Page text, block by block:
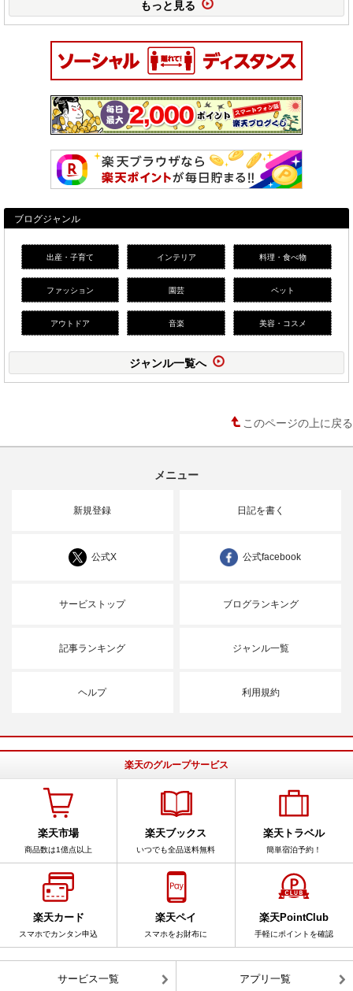
もっと見る
ブログジャンル
出産・子育て インテリア 料理・食べ物
ファッション 園芸 ペット
アウトドア 音楽 美容・コスメ
ジャンル一覧へ
このページの上に戻る
メニュー
新規登録 日記を書く
公式X 公式facebook
サービストップ ブログランキング
記事ランキング ジャンル一覧
ヘルプ 利用規約
楽天のグループサービス
楽天市場
商品数は1億点以上
楽天ブックス
いつでも全品送料無料
楽天トラベル
簡単宿泊予約！
楽天カード
スマホでカンタン申込
楽天ペイ
スマホをお財布に
楽天PointClub
手軽にポイントを確認
サービス一覧 アプリ一覧